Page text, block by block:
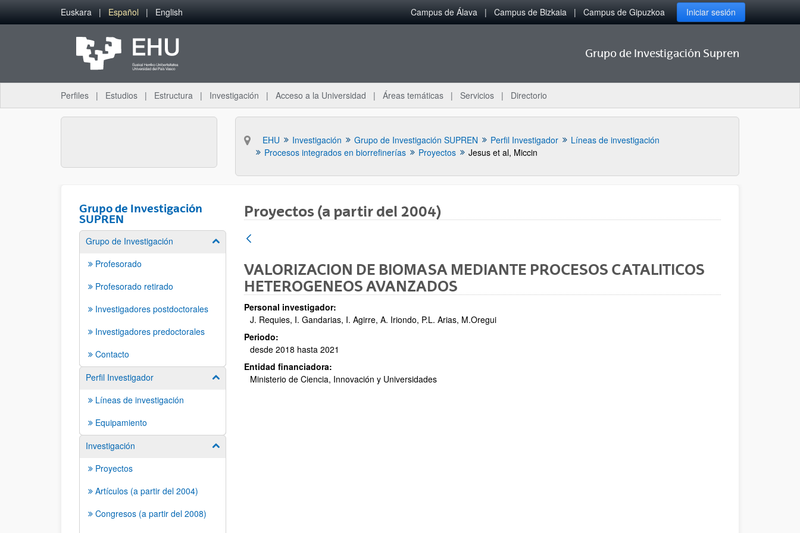
Saltar al contenido principal
Euskara Español English Campus de Álava Campus de Bizkaia Campus de Gipuzkoa Iniciar sesión
Grupo de Investigación Supren
Perfiles Estudios Estructura Investigación Acceso a la Universidad Áreas temáticas Servicios Directorio
EHU Investigación Grupo de Investigación SUPREN Perfil Investigador
Líneas de investigación
Procesos integrados en biorrefinerías
Proyectos Jesus et al, Miccin
Grupo de Investigación
SUPREN
Grupo de Investigación Mostrar/ocultar subpáginas
Profesorado
Profesorado retirado
Investigadores postdoctorales
Investigadores predoctorales
Contacto
Perfil Investigador
Mostrar/ocultar subpáginas
Líneas de investigación
Equipamiento
Investigación
Mostrar/ocultar subpáginas
Proyectos
Artículos (a partir del 2004)
Congresos (a partir del 2008)
Proyectos (a partir del 2004)
VALORIZACION DE BIOMASA MEDIANTE PROCESOS CATALITICOS
HETEROGENEOS AVANZADOS
Personal investigador:
J. Requies, I. Gandarias, I. Agirre, A. Iriondo, P.L. Arias, M.Oregui
Periodo:
desde 2018 hasta 2021
Entidad financiadora:
Ministerio de Ciencia, Innovación y Universidades